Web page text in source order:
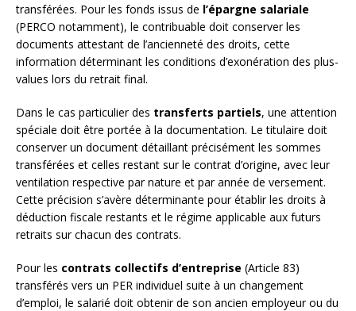
transférées. Pour les fonds issus de l’épargne salariale
(PERCO notamment), le contribuable doit conserver les
documents attestant de l’ancienneté des droits, cette
information déterminant les conditions d’exonération des plus-
values lors du retrait final.
Dans le cas particulier des transferts partiels, une attention
spéciale doit être portée à la documentation. Le titulaire doit
conserver un document détaillant précisément les sommes
transférées et celles restant sur le contrat d’origine, avec leur
ventilation respective par nature et par année de versement.
Cette précision s’avère déterminante pour établir les droits à
déduction fiscale restants et le régime applicable aux futurs
retraits sur chacun des contrats.
Pour les contrats collectifs d’entreprise (Article 83)
transférés vers un PER individuel suite à un changement
d’emploi, le salarié doit obtenir de son ancien employeur ou du